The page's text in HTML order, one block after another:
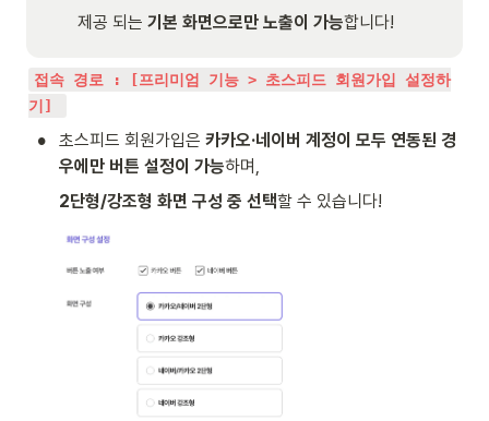
제공 되는 기본 화면으로만 노출이 가능합니다!
접속 경로 : [프리미엄 기능 > 초스피드 회원가입 설정하
기]
• 초스피드 회원가입은 카카오·네이버 계정이 모두 연동된 경
우에만 버튼 설정이 가능하며,
2단형/강조형 화면 구성 중 선택할 수 있습니다!